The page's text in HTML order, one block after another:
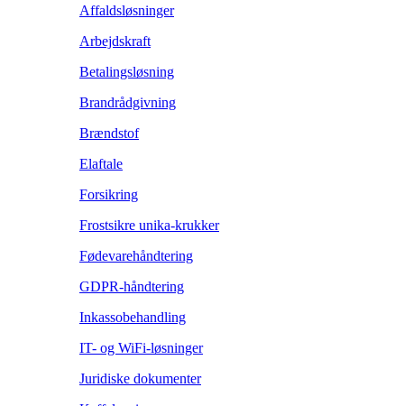
Affaldsløsninger
Arbejdskraft
Betalingsløsning
Brandrådgivning
Brændstof
Elaftale
Forsikring
Frostsikre unika-krukker
Fødevarehåndtering
GDPR-håndtering
Inkassobehandling
IT- og WiFi-løsninger
Juridiske dokumenter